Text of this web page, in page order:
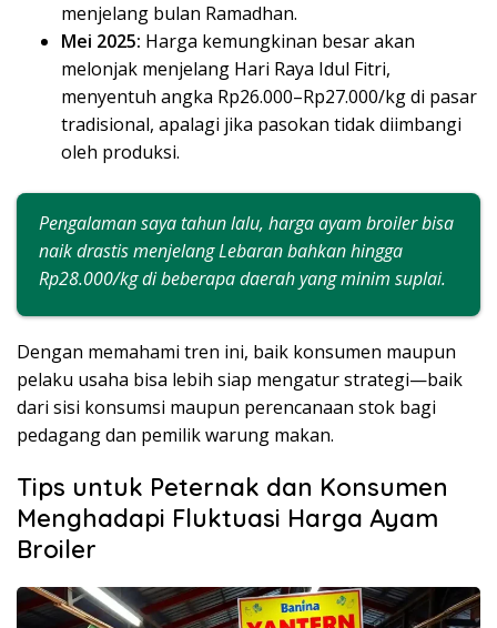
menjelang bulan Ramadhan.
Mei 2025: Harga kemungkinan besar akan
melonjak menjelang Hari Raya Idul Fitri,
menyentuh angka Rp26.000–Rp27.000/kg di pasar
tradisional, apalagi jika pasokan tidak diimbangi
oleh produksi.
Pengalaman saya tahun lalu, harga ayam broiler bisa
naik drastis menjelang Lebaran bahkan hingga
Rp28.000/kg di beberapa daerah yang minim suplai.
Dengan memahami tren ini, baik konsumen maupun
pelaku usaha bisa lebih siap mengatur strategi—baik
dari sisi konsumsi maupun perencanaan stok bagi
pedagang dan pemilik warung makan.
Tips untuk Peternak dan Konsumen
Menghadapi Fluktuasi Harga Ayam
Broiler